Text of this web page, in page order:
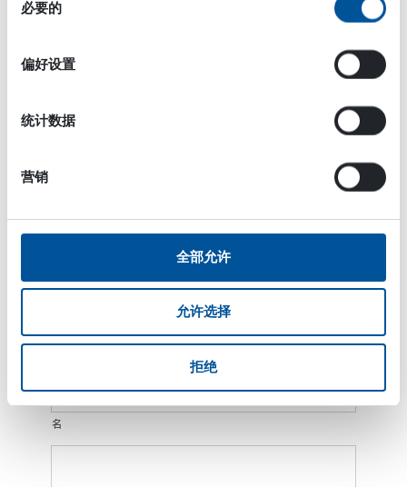
必要的
偏好设置
统计数据
营销
全部允许
允许选择
拒绝
是当我见到了HRVB也可以用于 抽吸时，我意识到这个
Want to ask something about DYNASET HRVB
message!
姓名
名